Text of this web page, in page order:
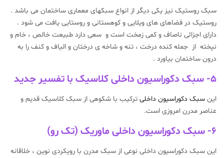
سبک روستیک نیز یکی دیگر از انواع سبکهای معماری ساختمان می باشد .
روستیک در فضاهای های ویلایی و کوهستانی و روستایی یافت می شود .
دارای اجزائی ناصاف و کمی زمخت است و سعی دارد طبیعت خالص ، خام و
نپخته از جمله کنده درخت ، تنه و شاخه ی درختان و الیاف و کنف را به
درون ساختمان بیاورد .
۵- سبک دکوراسیون داخلی کلاسیک با تفسیر جدید
این سبک دکوراسیون داخلی ترکیب با شکوهی از سبک کلاسیک قدیم و
عناصر مدرن امروزی است.
۶- سبک دکوراسیون داخلی ماوریک (تک رو)
این سبک دکوراسیون داخلی نوعی از سبک مدرن با رویکردی نوین ، خلاقانه